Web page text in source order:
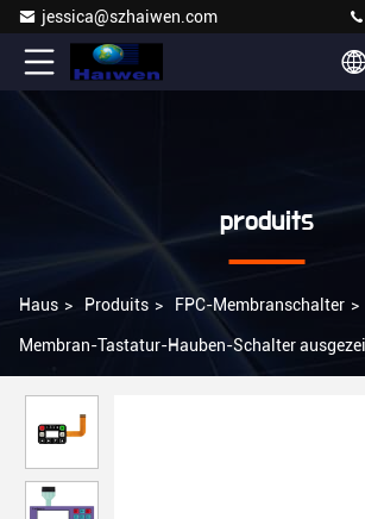
jessica@szhaiwen.com
produits
Haus > Produits > FPC-Membranschalter >
Membran-Tastatur-Hauben-Schalter